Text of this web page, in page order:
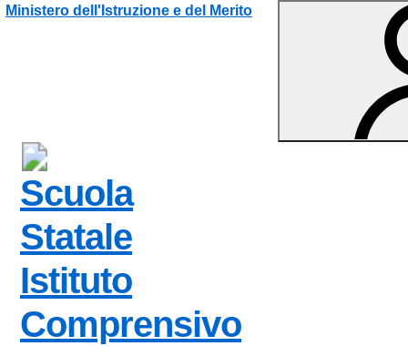
Vai ai contenuti
Vai al menu di navigazione
Vai al footer
Ministero dell'Istruzione e del Merito
Scuola
Statale
Istituto
Comprensivo